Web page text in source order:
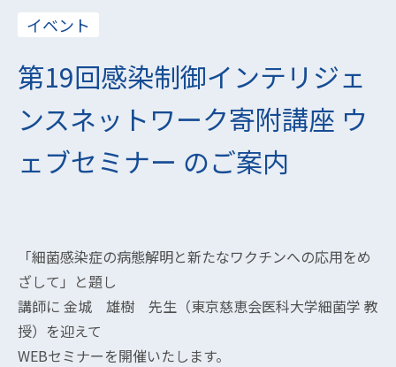
イベント
第19回感染制御インテリジェ
ンスネットワーク寄附講座 ウ
ェブセミナー のご案内
「細菌感染症の病態解明と新たなワクチンへの応用をめ
ざして」と題し
講師に 金城 雄樹 先生（東京慈恵会医科大学細菌学 教
授）を迎えて
WEBセミナーを開催いたします。